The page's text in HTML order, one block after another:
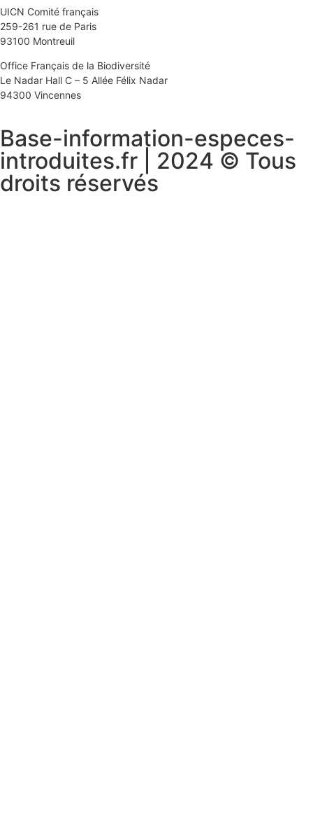
UICN Comité français
259-261 rue de Paris
93100 Montreuil
Office Français de la Biodiversité
Le Nadar Hall C – 5 Allée Félix Nadar
94300 Vincennes
Base-information-especes-
introduites.fr | 2024 © Tous
droits réservés